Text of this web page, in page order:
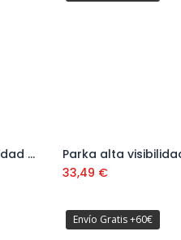
Pantalón alta visibilidad amarillo/azul Ref. 388PFXYFA
Añadir al carrito
33,49 €
Envío Gratis +60€